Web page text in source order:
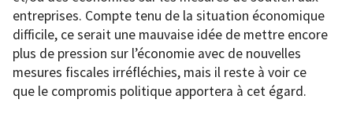
entreprises. Compte tenu de la situation économique
difficile, ce serait une mauvaise idée de mettre encore
plus de pression sur l’économie avec de nouvelles
mesures fiscales irréfléchies, mais il reste à voir ce
que le compromis politique apportera à cet égard.